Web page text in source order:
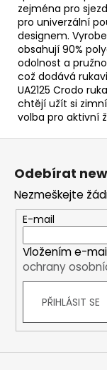
zejména pro
pro univerzální
designem.
obsahují 90%
odolnost a
což dodává
UA2125 Crodo
chtějí užít si
volba pro aktivní
Z
Odebírat
Nezmeškejte
E-mail
Vložením e-
ochrany
PŘIHLÁSIT SE